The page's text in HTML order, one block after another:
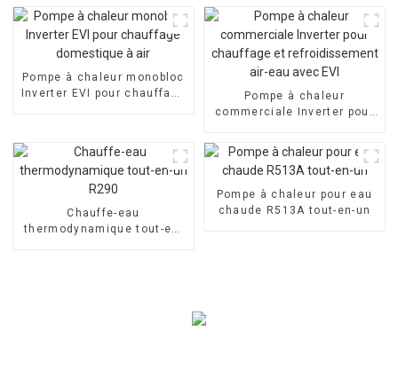
Pompe à chaleur monobloc
Inverter EVI pour chauffage
Pompe à chaleur
commerciale Inverter pour
avec EVI
Chauffe-eau
thermodynamique tout-en-
Pompe à chaleur pour eau
chaude R513A tout-en-un